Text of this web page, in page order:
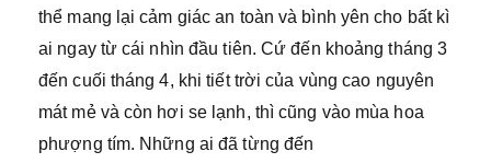
thể mang lại cảm giác an toàn và bình yên cho bất kì
ai ngay từ cái nhìn đầu tiên. Cứ đến khoảng tháng 3
đến cuối tháng 4, khi tiết trời của vùng cao nguyên
mát mẻ và còn hơi se lạnh, thì cũng vào mùa hoa
phượng tím. Những ai đã từng đến